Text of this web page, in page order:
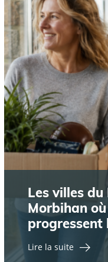
Les villes
Morbihan
progressent
Lire la suite